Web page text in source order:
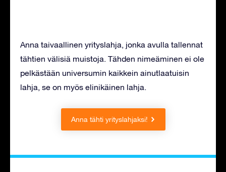
Anna taivaallinen yrityslahja, jonka avulla tallennat
tähtien välisiä muistoja. Tähden nimeäminen ei ole
pelkästään universumin kaikkein ainutlaatuisin
lahja, se on myös elinikäinen lahja.
Anna tähti yrityslahjaksi!